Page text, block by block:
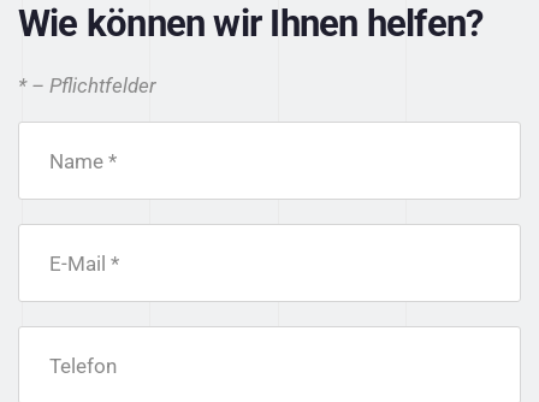
Wie können wir Ihnen helfen?
* – Pflichtfelder
Name *
E-Mail *
Telefon